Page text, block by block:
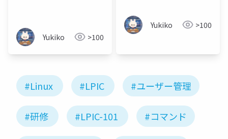
Yukiko >100
Yukiko >100
#Linux #LPIC #ユーザー管理
#研修 #LPIC-101 #コマンド